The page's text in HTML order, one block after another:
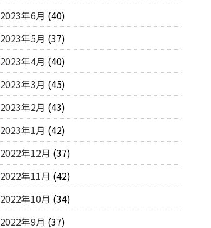
2023年6月 (40)
2023年5月 (37)
2023年4月 (40)
2023年3月 (45)
2023年2月 (43)
2023年1月 (42)
2022年12月 (37)
2022年11月 (42)
2022年10月 (34)
2022年9月 (37)